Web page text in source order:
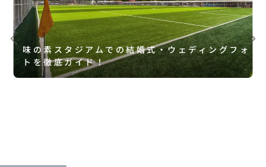
味の素スタジアムでの結婚式・ウェディングフォ
トを徹底ガイド！